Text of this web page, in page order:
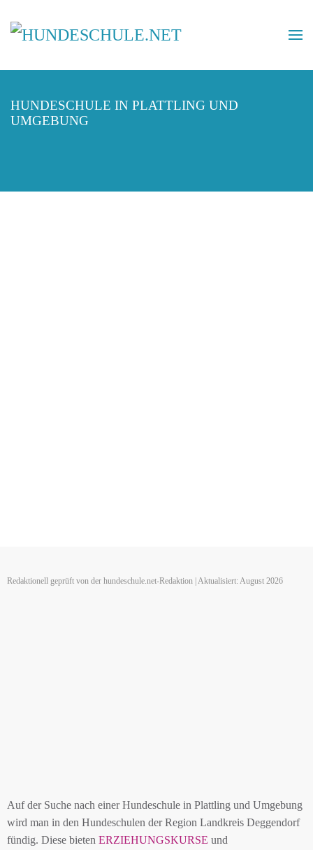
HUNDESCHULE IN PLATTLING UND
UMGEBUNG
Redaktionell geprüft von der hundeschule.net-Redaktion | Aktualisiert: August 2026
Auf der Suche nach einer Hundeschule in Plattling und Umgebung
wird man in den Hundeschulen der Region Landkreis Deggendorf
fündig. Diese bieten ERZIEHUNGSKURSE und